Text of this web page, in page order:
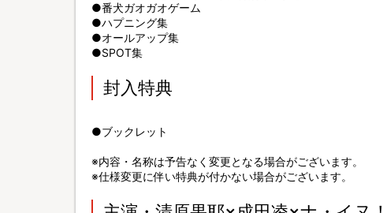
●番犬ガオガオゲーム
●ハプニング集
●オールアップ集
●SPOT集
封入特典
●ブックレット
※内容・名称は予告なく変更となる場合がございます。
※仕様変更に伴い特典が付かない場合がございます。